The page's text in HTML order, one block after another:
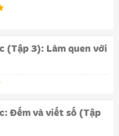
(Tập 3): Làm quen với
Đếm và viết số (Tập